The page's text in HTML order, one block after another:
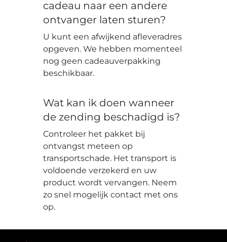
cadeau naar een andere
ontvanger laten sturen?
U kunt een afwijkend afleveradres
opgeven. We hebben momenteel
nog geen cadeauverpakking
beschikbaar.
Wat kan ik doen wanneer
de zending beschadigd is?
Controleer het pakket bij
ontvangst meteen op
transportschade. Het transport is
voldoende verzekerd en uw
product wordt vervangen. Neem
zo snel mogelijk contact met ons
op.